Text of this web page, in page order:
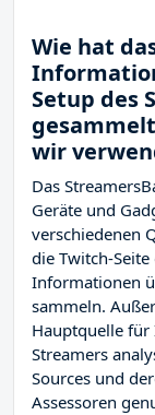
Wie hat
Setup des
wir
Das
Geräte und
verschiedenen
die Twitch-
Informationen
sammeln.
Hauptquelle für
Streamers
Sources und
Assessoren